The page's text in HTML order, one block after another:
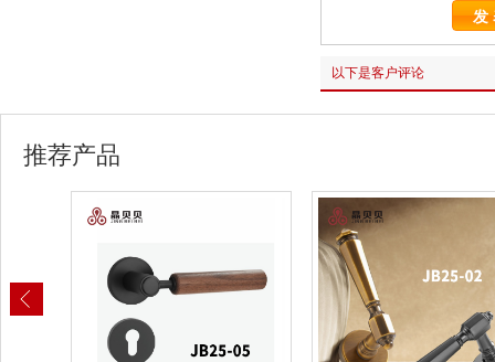
以下是客户评论
推荐产品